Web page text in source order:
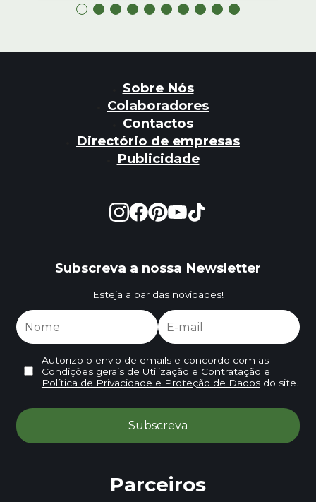
Sobre Nós
Colaboradores
Contactos
Directório de empresas
Publicidade
Subscreva a nossa Newsletter
Esteja a par das novidades!
Autorizo o envio de emails e concordo com as
Condições gerais de Utilização e Contratação e
Política de Privacidade e Proteção de Dadosdo site.
Parceiros